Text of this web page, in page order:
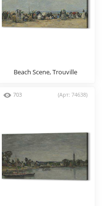
Beach Scene, Trouville
703 (Арт: 74638)